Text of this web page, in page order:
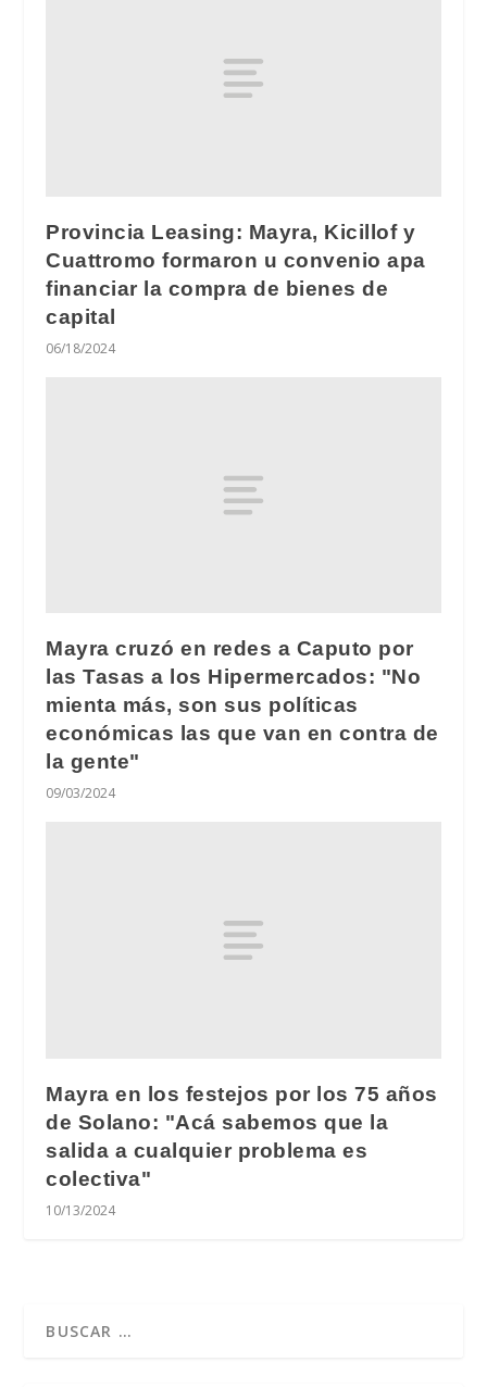
Provincia Leasing: Mayra, Kicillof y
Cuattromo formaron u convenio apa
financiar la compra de bienes de
capital
06/18/2024
Mayra cruzó en redes a Caputo por
las Tasas a los Hipermercados: "No
mienta más, son sus políticas
económicas las que van en contra de
la gente"
09/03/2024
Mayra en los festejos por los 75 años
de Solano: "Acá sabemos que la
salida a cualquier problema es
colectiva"
10/13/2024